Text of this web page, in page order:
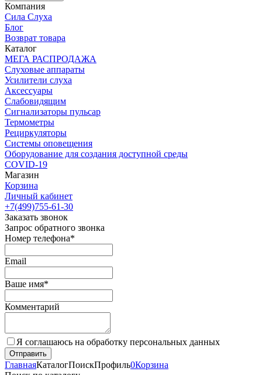
Компания
Сила Слуха
Блог
Возврат товара
Каталог
МЕГА РАСПРОДАЖА
Слуховые аппараты
Усилители слуха
Аксессуары
Слабовидящим
Сигнализаторы пульсар
Термометры
Рециркуляторы
Cистемы оповещения
Оборудование для создания доступной среды
COVID-19
Магазин
Корзина
Личный кабинет
+7(499)755-61-30
Заказать звонок
Запрос обратного звонка
Номер телефона*
Email
Ваше имя*
Комментарий
Я соглашаюсь на обработку персональных данных
ГлавнаяКаталогПоискПрофиль0Корзина